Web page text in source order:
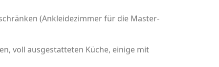
(Ankleidezimmer für die Master-
voll ausgestatteten Küche, einige mit